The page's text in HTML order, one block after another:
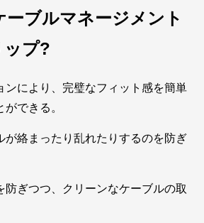
ーブルマネージメント
ップ?
ンにより、完璧なフィット感を簡単
できる。
が絡まったり乱れたりするのを防ぎ
防ぎつつ、クリーンなケーブルの取